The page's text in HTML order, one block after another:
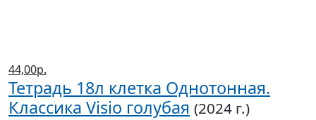
44,00р.
Тетрадь 18л клетка Однотонная.
Классика Visio голубая (2024 г.)